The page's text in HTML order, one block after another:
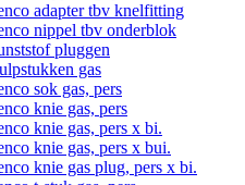
adapter tbv knelfitting
nippel tbv onderblok
pluggen
gas
sok gas, pers
knie gas, pers
knie gas, pers x bi.
knie gas, pers x bui.
knie gas plug, pers x bi.